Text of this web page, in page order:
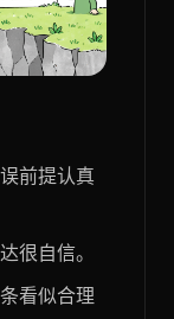
前提认真
很自信。
看似合理